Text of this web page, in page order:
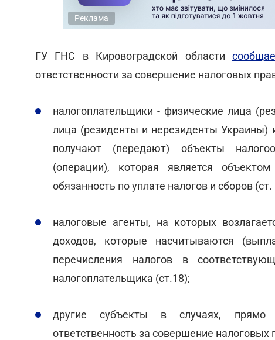
Реклама
ГУ ГНС в Кировоградской области
ответственности за совершение налоговых
налогоплательщики - физические лица
лица (резиденты и нерезиденты Украины)
получают (передают) объекты
(операции), которая является
обязанность по уплате налогов и сборов (ст.
налоговые агенты, на которых
доходов, которые насчитываются
перечисления налогов в
налогоплательщика (ст.18);
другие субъекты в случаях, прямо
ответственность за совершение